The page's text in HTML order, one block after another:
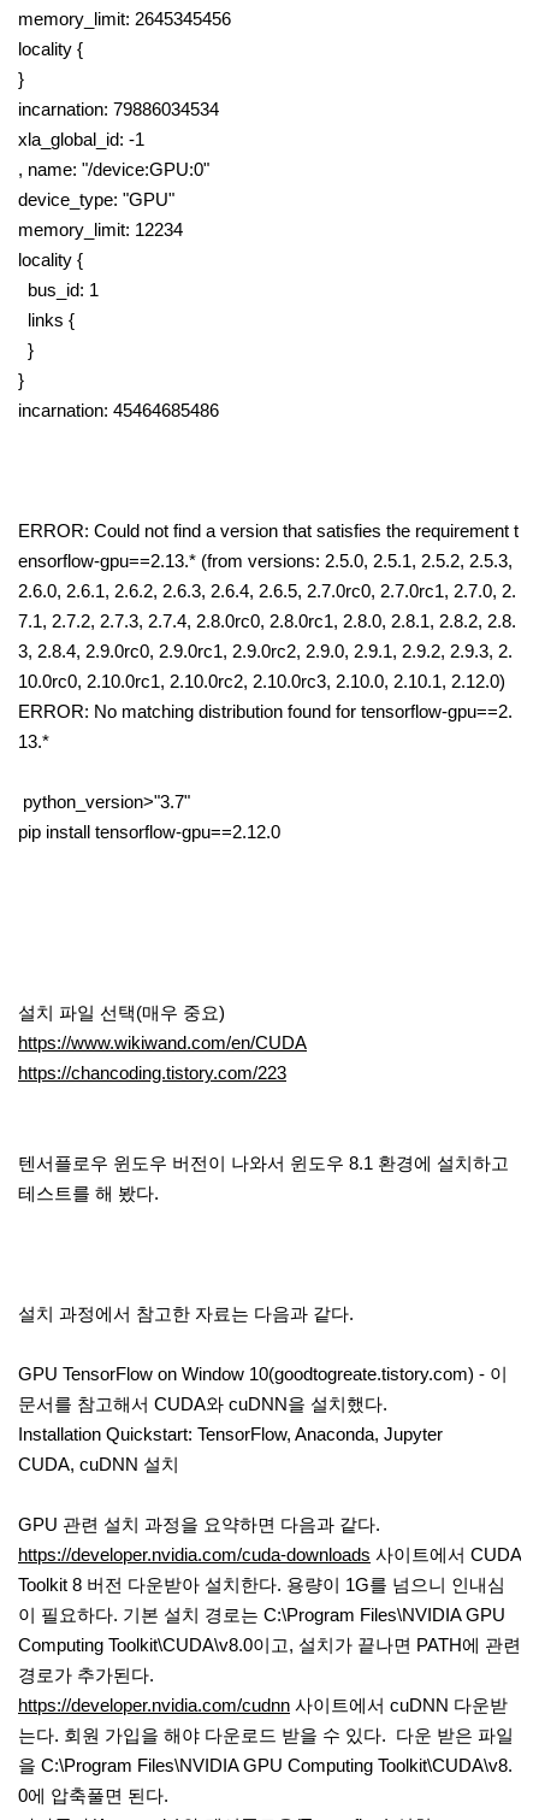
memory_limit: 2645345456
locality {
}
incarnation: 79886034534
xla_global_id: -1
, name: "/device:GPU:0"
device_type: "GPU"
memory_limit: 12234
locality {
bus_id: 1
links {
}
}
incarnation: 45464685486
ERROR: Could not find a version that satisfies the requirement t
ensorflow-gpu==2.13.* (from versions: 2.5.0, 2.5.1, 2.5.2, 2.5.3,
2.6.0, 2.6.1, 2.6.2, 2.6.3, 2.6.4, 2.6.5, 2.7.0rc0, 2.7.0rc1, 2.7.0, 2.
7.1, 2.7.2, 2.7.3, 2.7.4, 2.8.0rc0, 2.8.0rc1, 2.8.0, 2.8.1, 2.8.2, 2.8.
3, 2.8.4, 2.9.0rc0, 2.9.0rc1, 2.9.0rc2, 2.9.0, 2.9.1, 2.9.2, 2.9.3, 2.
10.0rc0, 2.10.0rc1, 2.10.0rc2, 2.10.0rc3, 2.10.0, 2.10.1, 2.12.0)
ERROR: No matching distribution found for tensorflow-gpu==2.
13.*
python_version>"3.7"
pip install tensorflow-gpu==2.12.0
설치 파일 선택(매우 중요)
https://www.wikiwand.com/en/CUDA
https://chancoding.tistory.com/223
텐서플로우 윈도우 버전이 나와서 윈도우 8.1 환경에 설치하고
테스트를 해 봤다.
설치 과정에서 참고한 자료는 다음과 같다.
GPU TensorFlow on Window 10(goodtogreate.tistory.com) - 이
문서를 참고해서 CUDA와 cuDNN을 설치했다.
Installation Quickstart: TensorFlow, Anaconda, Jupyter
CUDA, cuDNN 설치
GPU 관련 설치 과정을 요약하면 다음과 같다.
https://developer.nvidia.com/cuda-downloads 사이트에서 CUDA
Toolkit 8 버전 다운받아 설치한다. 용량이 1G를 넘으니 인내심
이 필요하다. 기본 설치 경로는 C:\Program Files\NVIDIA GPU
Computing Toolkit\CUDA\v8.0이고, 설치가 끝나면 PATH에 관련
경로가 추가된다.
https://developer.nvidia.com/cudnn 사이트에서 cuDNN 다운받
는다. 회원 가입을 해야 다운로드 받을 수 있다. 다운 받은 파일
을 C:\Program Files\NVIDIA GPU Computing Toolkit\CUDA\v8.
0에 압축풀면 된다.